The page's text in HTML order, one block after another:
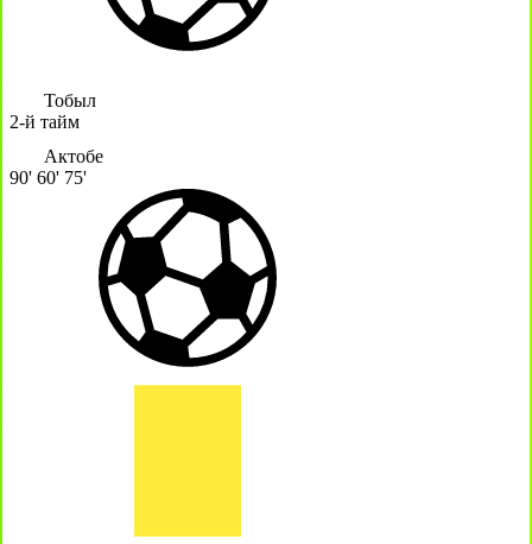
Тобыл
2-й тайм
Актобе
90' 60' 75'